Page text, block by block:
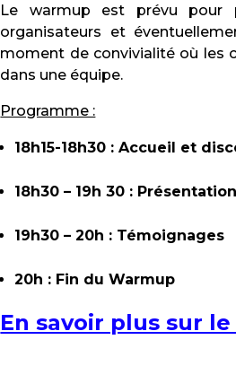
Le warmup est prévu pour
organisateurs et
moment de convivialité où les
dans une équipe.
Programme :
18h15-18h30 : Accueil et
18h30 – 19h 30 :
19h30 – 20h : Témoignages
20h : Fin du Warmup
En savoir plus sur